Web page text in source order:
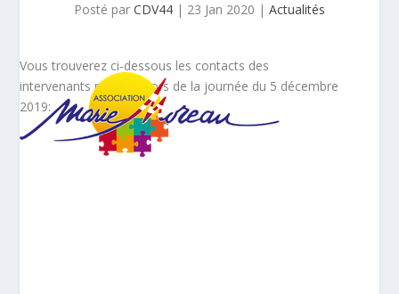
Posté par CDV44 | 23 Jan 2020 | Actualités
Vous trouverez ci-dessous les contacts des
intervenants présents lors de la journée du 5 décembre
2019: